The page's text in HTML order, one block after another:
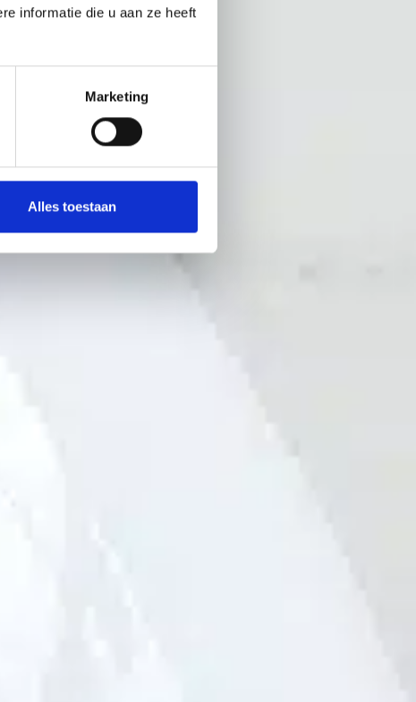
informatie die u aan ze heeft
Marketing
Alles toestaan